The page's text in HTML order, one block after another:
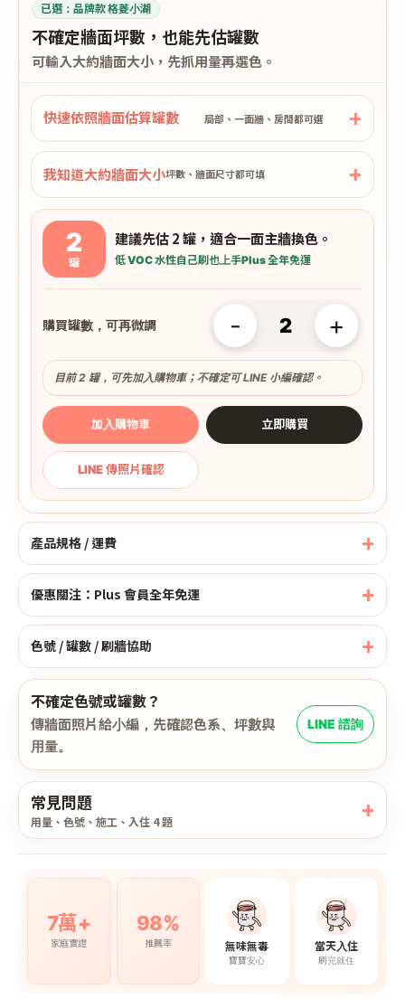
已選： 品牌款 格菱小湖
不確定牆面坪數，也能先估罐數
可輸入大約牆面大小，先抓用量再選色。
快速依照牆面估算罐數 局部、一面牆、房間都可選
我知道大約牆面大小坪數、牆面尺寸都可填
2
罐
建議先估 2 罐，適合一面主牆換色。
低 VOC 水性自己刷也上手Plus 全年免運
購買罐數，可再微調 - +
目前 2 罐，可先加入購物車；不確定可 LINE 小編確認。
加入購物車 立即購買
LINE 傳照片確認
產品規格 / 運費
優惠關注：Plus 會員全年免運
色號 / 罐數 / 刷牆協助
不確定色號或罐數？
傳牆面照片給小編，先確認色系、坪數與
用量。
LINE 諮詢
常見問題
用量、色號、施工、入住 4 題
7萬+
家庭實證
98%
推薦率 無味無毒
寶寶安心
當天入住
刷完就住